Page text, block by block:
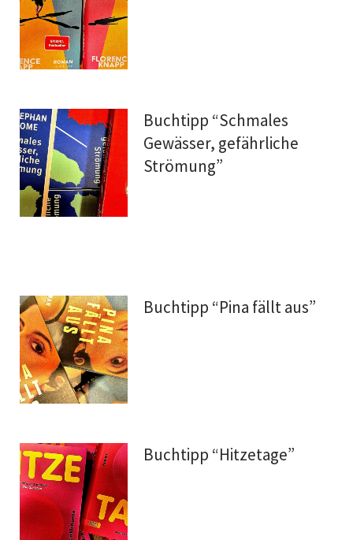
Buchtipp “Schmales
Gewässer, gefährliche
Strömung”
Buchtipp “Pina fällt aus”
Buchtipp “Hitzetage”